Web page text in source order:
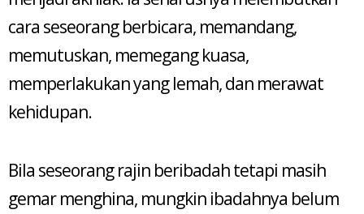
cara seseorang berbicara, memandang,
memutuskan, memegang kuasa,
memperlakukan yang lemah, dan merawat
kehidupan.
Bila seseorang rajin beribadah tetapi masih
gemar menghina, mungkin ibadahnya belum